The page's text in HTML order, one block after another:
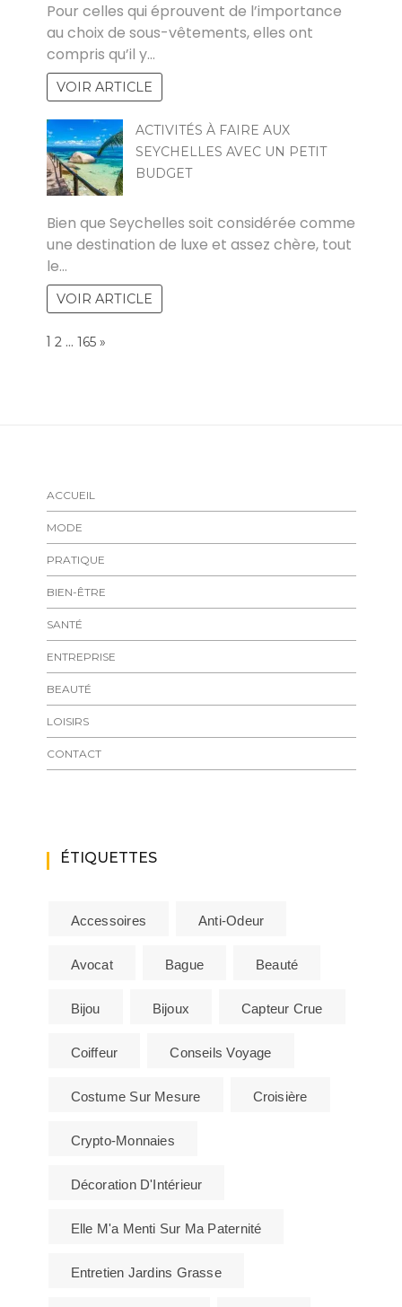
Pour celles qui éprouvent de l’importance
au choix de sous-vêtements, elles ont
compris qu’il y…
VOIR ARTICLE
ACTIVITÉS À FAIRE AUX
SEYCHELLES AVEC UN PETIT
BUDGET
Bien que Seychelles soit considérée comme
une destination de luxe et assez chère, tout
le…
VOIR ARTICLE
Page:
1 2 … 165 NEXT
»
ACCUEIL
MODE
PRATIQUE
BIEN-ÊTRE
SANTÉ
ENTREPRISE
BEAUTÉ
LOISIRS
CONTACT
ÉTIQUETTES
Accessoires Anti-Odeur
Avocat Bague Beauté
Bijou Bijoux Capteur Crue
Coiffeur Conseils Voyage
Costume Sur Mesure Croisière
Crypto-Monnaies
Décoration D'Intérieur
Elle M'a Menti Sur Ma Paternité
Entretien Jardins Grasse